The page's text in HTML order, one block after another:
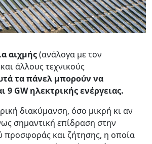
αιχμής(ανάλογα με τον
άλλους τεχνικούς
τα πάνελ μπορούν να
9 GWηλεκτρικής ενέργειας.
διακύμανση, όσο μικρή κι αν
σημαντική επίδραση στην
προσφοράς και ζήτησης, η οποία